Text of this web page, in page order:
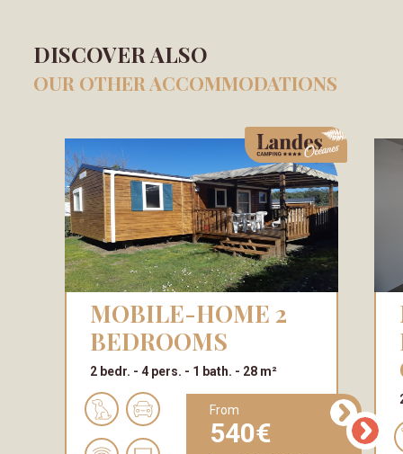
DISCOVER ALSO
OUR OTHER ACCOMMODATIONS
MOBILE-HOME 2
BEDROOMS
2 bedr. 4 pers. 1 bath. 28 m²
from
540